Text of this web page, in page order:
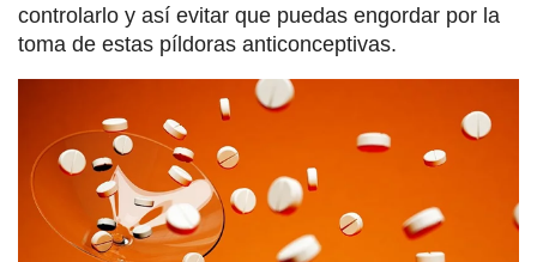
controlarlo y así evitar que puedas engordar por la
toma de estas píldoras anticonceptivas.